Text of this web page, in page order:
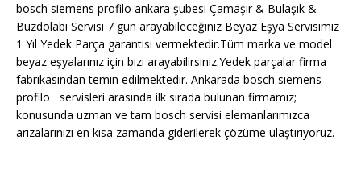
bosch siemens profilo ankara şubesi Çamaşır & Bulaşık &
Buzdolabı Servisi 7 gün arayabileceğiniz Beyaz Eşya Servisimiz
1 Yıl Yedek Parça garantisi vermektedir.Tüm marka ve model
beyaz eşyalarınız için bizi arayabilirsiniz.Yedek parçalar firma
fabrikasından temin edilmektedir. Ankarada bosch siemens
profilo servisleri arasında ilk sırada bulunan firmamız;
konusunda uzman ve tam bosch servisi elemanlarımızca
arızalarınızı en kısa zamanda giderilerek çözüme ulaştırıyoruz.